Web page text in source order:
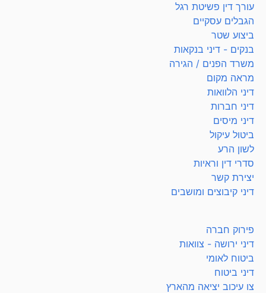
עורך דין פשיטת רגל
הגבלים עסקיים
ביצוע שטר
בנקים - דיני בנקאות
משרד הפנים / הגירה
מראה מקום
דיני הלוואות
דיני חברות
דיני מיסים
ביטול עיקול
לשון הרע
סדרי דין וראיות
יצירת קשר
דיני קיבוצים ומושבים
פירוק חברה
דיני ירושה - צוואות
ביטוח לאומי
דיני ביטוח
צו עיכוב יציאה מהארץ